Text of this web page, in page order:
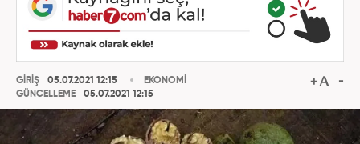
GİRİŞ
05.07.2021 12:15
GÜNCELLEME
05.07.2021 12:15
EKONOMİ